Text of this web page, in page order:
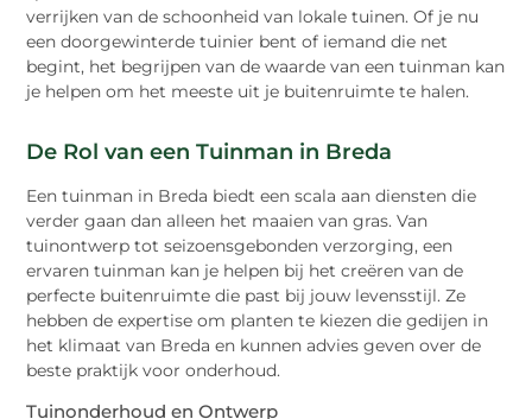
verrijken van de schoonheid van lokale tuinen. Of je nu
een doorgewinterde tuinier bent of iemand die net
begint, het begrijpen van de waarde van een tuinman kan
je helpen om het meeste uit je buitenruimte te halen.
De Rol van een Tuinman in Breda
Een tuinman in Breda biedt een scala aan diensten die
verder gaan dan alleen het maaien van gras. Van
tuinontwerp tot seizoensgebonden verzorging, een
ervaren tuinman kan je helpen bij het creëren van de
perfecte buitenruimte die past bij jouw levensstijl. Ze
hebben de expertise om planten te kiezen die gedijen in
het klimaat van Breda en kunnen advies geven over de
beste praktijk voor onderhoud.
Tuinonderhoud en Ontwerp